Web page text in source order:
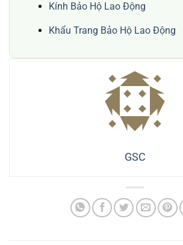
Kính Bảo Hộ Lao Động
Khẩu Trang Bảo Hộ Lao Động
GSC